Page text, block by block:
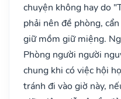
chuyện không hay do
phải nên đề phòng,
giữ mồm giữ miệng.
Phòng người người
chung khi có việc hội
tránh đi vào giờ này,